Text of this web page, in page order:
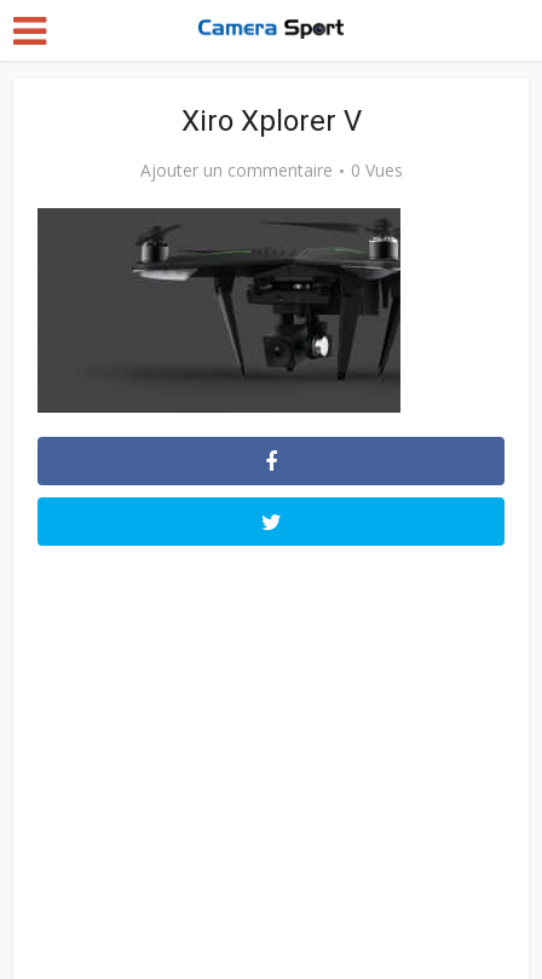
Xiro Xplorer V
Ajouter un commentaire 0 Vues